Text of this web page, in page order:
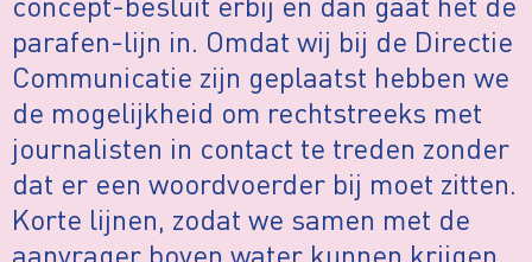
parafen-lijn in. Omdat wij bij de Directie
Communicatie zijn geplaatst hebben we
de mogelijkheid om rechtstreeks met
journalisten in contact te treden zonder
dat er een woordvoerder bij moet zitten.
Korte lijnen, zodat we samen met de
aanvrager boven water kunnen krijgen